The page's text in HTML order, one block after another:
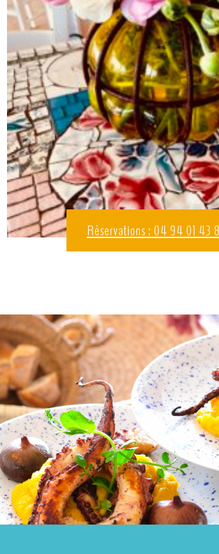
Réservations : 04 94 01 43